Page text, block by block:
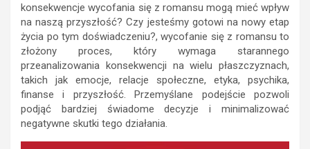
konsekwencje wycofania się z romansu mogą mieć wpływ
na naszą przyszłość? Czy jesteśmy gotowi na nowy etap
życia po tym doświadczeniu?, wycofanie się z romansu to
złożony proces, który wymaga starannego
przeanalizowania konsekwencji na wielu płaszczyznach,
takich jak emocje, relacje społeczne, etyka, psychika,
finanse i przyszłość. Przemyślane podejście pozwoli
podjąć bardziej świadome decyzje i minimalizować
negatywne skutki tego działania.